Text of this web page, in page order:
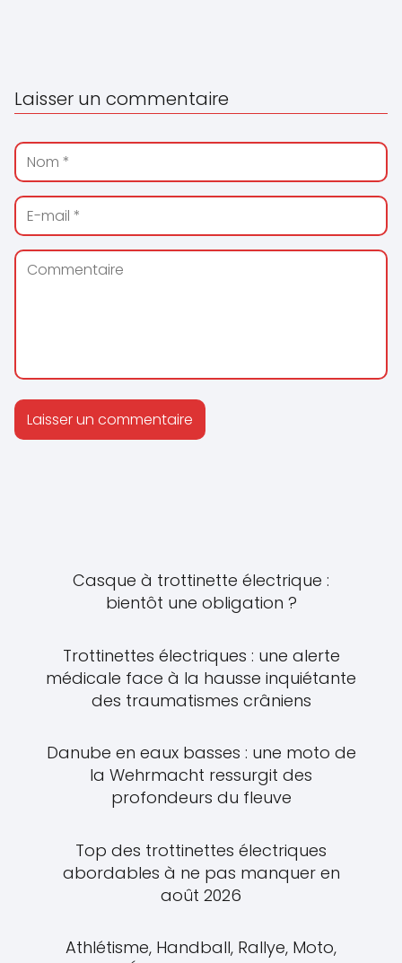
Laisser un commentaire
Casque à trottinette électrique :
bientôt une obligation ?
Trottinettes électriques : une alerte
médicale face à la hausse inquiétante
des traumatismes crâniens
Danube en eaux basses : une moto de
la Wehrmacht ressurgit des
profondeurs du fleuve
Top des trottinettes électriques
abordables à ne pas manquer en
août 2026
Athlétisme, Handball, Rallye, Moto,